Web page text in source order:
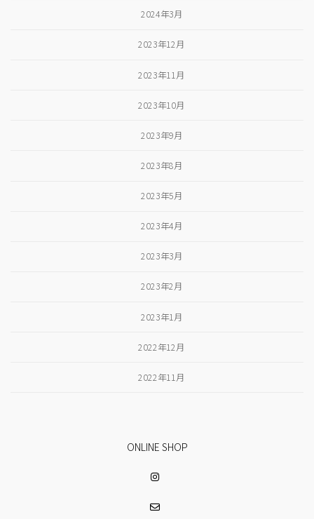
2024年3月
2023年12月
2023年11月
2023年10月
2023年9月
2023年8月
2023年5月
2023年4月
2023年3月
2023年2月
2023年1月
2022年12月
2022年11月
ONLINE SHOP